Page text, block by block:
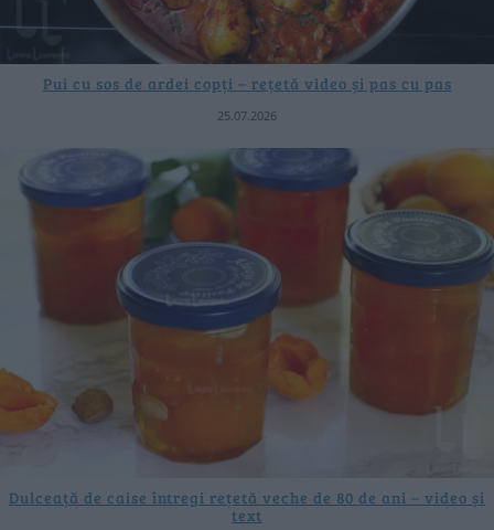
Pui cu sos de ardei copți – rețetă video și pas cu pas
25.07.2026
Dulceață de caise întregi rețetă veche de 80 de ani – video și
text